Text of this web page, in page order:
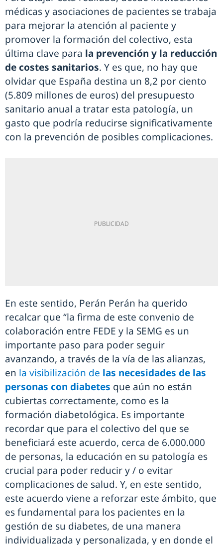
médicas y asociaciones de pacientes se trabaja
para mejorar la atención al paciente y
promover la formación del colectivo, esta
última clave para la prevención y la reducción
de costes sanitarios. Y es que, no hay que
olvidar que España destina un 8,2 por ciento
(5.809 millones de euros) del presupuesto
sanitario anual a tratar esta patología, un
gasto que podría reducirse significativamente
con la prevención de posibles complicaciones.
En este sentido, Perán Perán ha querido
recalcar que “la firma de este convenio de
colaboración entre FEDE y la SEMG es un
importante paso para poder seguir
avanzando, a través de la vía de las alianzas,
en la visibilización de las necesidades de las
personas con diabetes que aún no están
cubiertas correctamente, como es la
formación diabetológica. Es importante
recordar que para el colectivo del que se
beneficiará este acuerdo, cerca de 6.000.000
de personas, la educación en su patología es
crucial para poder reducir y / o evitar
complicaciones de salud. Y, en este sentido,
este acuerdo viene a reforzar este ámbito, que
es fundamental para los pacientes en la
gestión de su diabetes, de una manera
individualizada y personalizada, y en donde el